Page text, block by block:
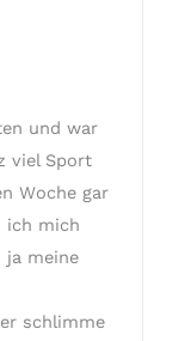
und war
viel Sport
Woche gar
ich mich
ja meine
schlimme